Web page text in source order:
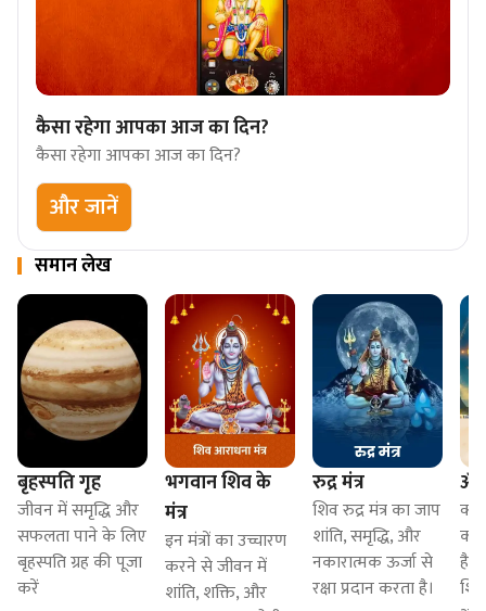
कैसा रहेगा आपका आज का दिन?
कैसा रहेगा आपका आज का दिन?
और जानें
समान लेख
बृहस्पति गृह
जीवन में समृद्धि और
सफलता पाने के लिए
बृहस्पति ग्रह की पूजा
करें
भगवान शिव के
मंत्र
इन मंत्रों का उच्चारण
करने से जीवन में
शांति, शक्ति, और
रुद्र मंत्र
शिव रुद्र मंत्र का जाप
शांति, समृद्धि, और
नकारात्मक ऊर्जा से
रक्षा प्रदान करता है।
ॐ
का
है